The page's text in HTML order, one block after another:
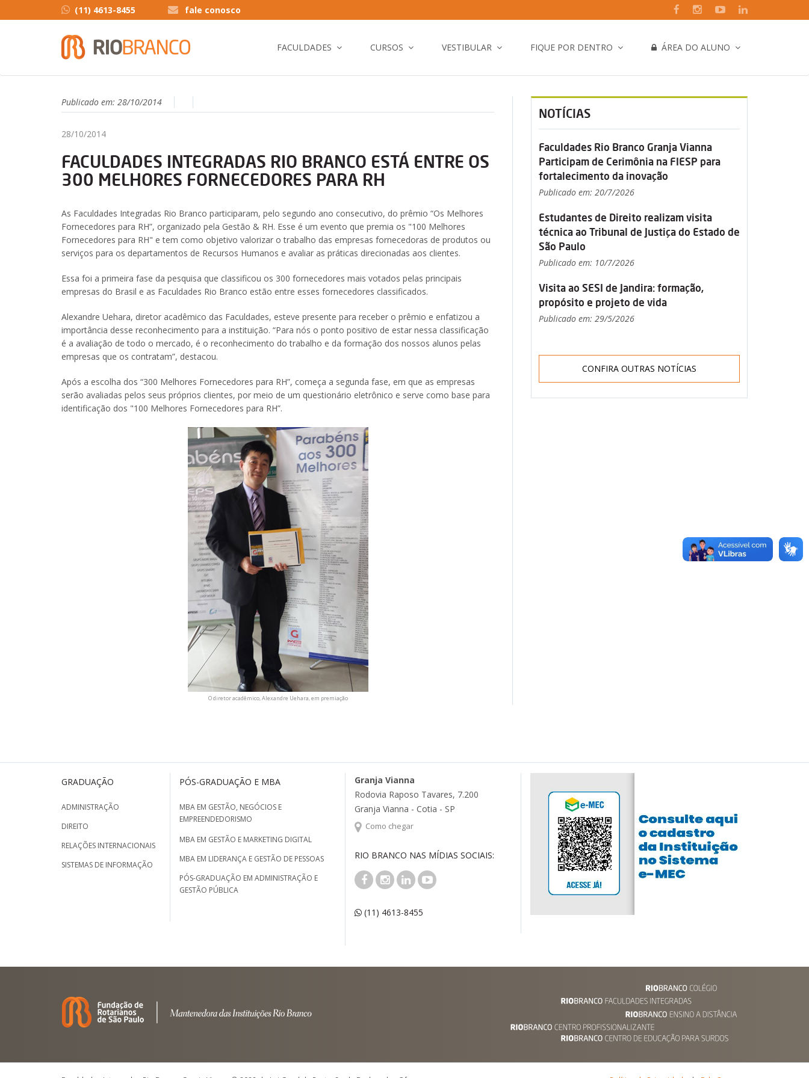
(11) 4613-8455 fale conosco
FACULDADES CURSOS VESTIBULAR FIQUE POR DENTRO ÁREA DO ALUNO
Publicado em: 28/10/2014
28/10/2014
FACULDADES INTEGRADAS RIO BRANCO ESTÁ ENTRE OS
300 MELHORES FORNECEDORES PARA RH
As Faculdades Integradas Rio Branco participaram, pelo segundo ano consecutivo, do prêmio “Os Melhores
Fornecedores para RH”, organizado pela Gestão & RH. Esse é um evento que premia os "100 Melhores
Fornecedores para RH" e tem como objetivo valorizar o trabalho das empresas fornecedoras de produtos ou
serviços para os departamentos de Recursos Humanos e avaliar as práticas direcionadas aos clientes.
Essa foi a primeira fase da pesquisa que classificou os 300 fornecedores mais votados pelas principais
empresas do Brasil e as Faculdades Rio Branco estão entre esses fornecedores classificados.
Alexandre Uehara, diretor acadêmico das Faculdades, esteve presente para receber o prêmio e enfatizou a
importância desse reconhecimento para a instituição. “Para nós o ponto positivo de estar nessa classificação
é a avaliação de todo o mercado, é o reconhecimento do trabalho e da formação dos nossos alunos pelas
empresas que os contratam”, destacou.
Após a escolha dos “300 Melhores Fornecedores para RH”, começa a segunda fase, em que as empresas
serão avaliadas pelos seus próprios clientes, por meio de um questionário eletrônico e serve como base para
identificação dos "100 Melhores Fornecedores para RH”.
O diretor acadêmico, Alexandre Uehara, em premiação
NOTÍCIAS
Faculdades Rio Branco Granja Vianna
Participam de Cerimônia na FIESP para
fortalecimento da inovação
Publicado em: 20/7/2026
Estudantes de Direito realizam visita
técnica ao Tribunal de Justiça do Estado de
São Paulo
Publicado em: 10/7/2026
Visita ao SESI de Jandira: formação,
propósito e projeto de vida
Publicado em: 29/5/2026
CONFIRA OUTRAS NOTÍCIAS
GRADUAÇÃO
ADMINISTRAÇÃO
DIREITO
RELAÇÕES INTERNACIONAIS
SISTEMAS DE INFORMAÇÃO
PÓS-GRADUAÇÃO E MBA
MBA EM GESTÃO, NEGÓCIOS E
EMPREENDEDORISMO
MBA EM GESTÃO E MARKETING DIGITAL
MBA EM LIDERANÇA E GESTÃO DE PESSOAS
PÓS-GRADUAÇÃO EM ADMINISTRAÇÃO E
GESTÃO PÚBLICA
Granja Vianna
Rodovia Raposo Tavares, 7.200
Granja Vianna - Cotia - SP
Como chegar
RIO BRANCO NAS MÍDIAS SOCIAIS:
(11) 4613-8455